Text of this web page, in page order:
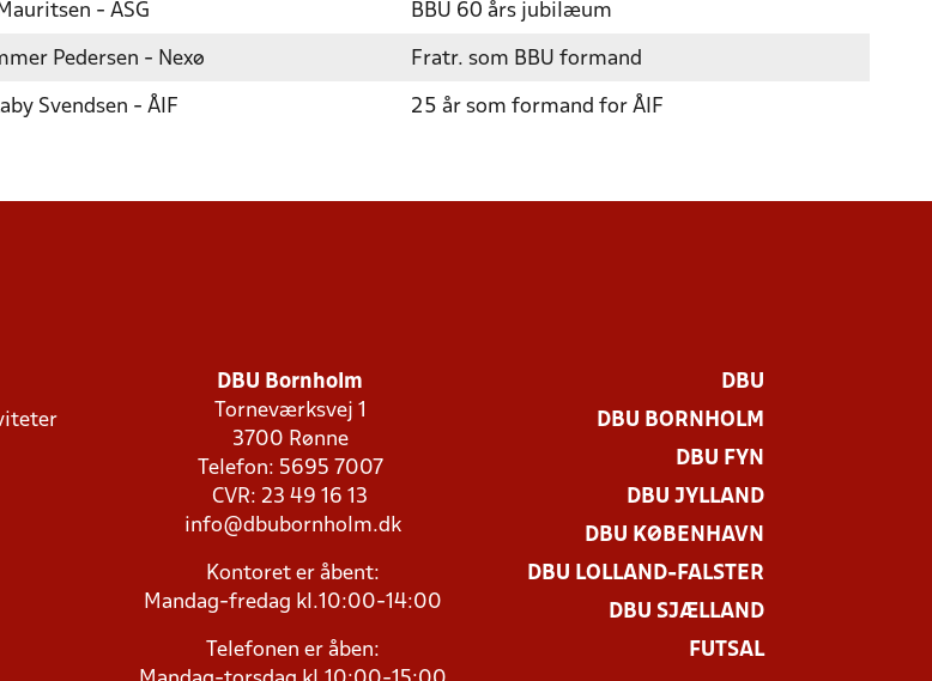
- ASG BBU 60 års jubilæum
Pedersen - Nexø Fratr. som BBU formand
Svendsen - ÅIF 25 år som formand for ÅIF
DBU Bornholm
Torneværksvej 1
3700 Rønne
Telefon: 5695 7007
CVR: 23 49 16 13
info@dbubornholm.dk
Kontoret er åbent:
Mandag-fredag kl.10:00-14:00
Telefonen er åben:
DBU
DBU BORNHOLM
DBU FYN
DBU JYLLAND
DBU KØBENHAVN
DBU LOLLAND-FALSTER
DBU SJÆLLAND
FUTSAL